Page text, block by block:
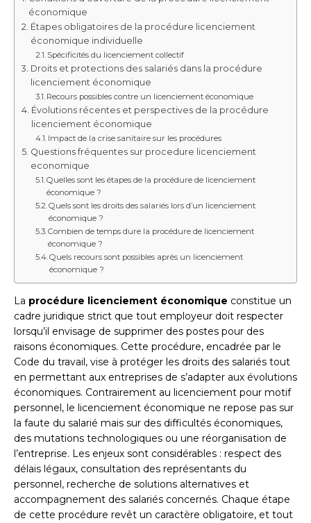
économique
Étapes obligatoires de la procédure licenciement
économique individuelle
Spécificités du licenciement collectif
Droits et protections des salariés dans la procédure
licenciement économique
Recours possibles contre un licenciement économique
Évolutions récentes et perspectives de la procédure
licenciement économique
Impact de la crise sanitaire sur les procédures
Questions fréquentes sur procedure licenciement
economique
Quelles sont les étapes de la procédure de licenciement
économique ?
Quels sont les droits des salariés lors d’un licenciement
économique ?
Combien de temps dure la procédure de licenciement
économique ?
Quels recours sont possibles après un licenciement
économique ?
La procédure licenciement économique constitue un
cadre juridique strict que tout employeur doit respecter
lorsqu’il envisage de supprimer des postes pour des
raisons économiques. Cette procédure, encadrée par le
Code du travail, vise à protéger les droits des salariés tout
en permettant aux entreprises de s’adapter aux évolutions
économiques. Contrairement au licenciement pour motif
personnel, le licenciement économique ne repose pas sur
la faute du salarié mais sur des difficultés économiques,
des mutations technologiques ou une réorganisation de
l’entreprise. Les enjeux sont considérables : respect des
délais légaux, consultation des représentants du
personnel, recherche de solutions alternatives et
accompagnement des salariés concernés. Chaque étape
de cette procédure revêt un caractère obligatoire, et tout